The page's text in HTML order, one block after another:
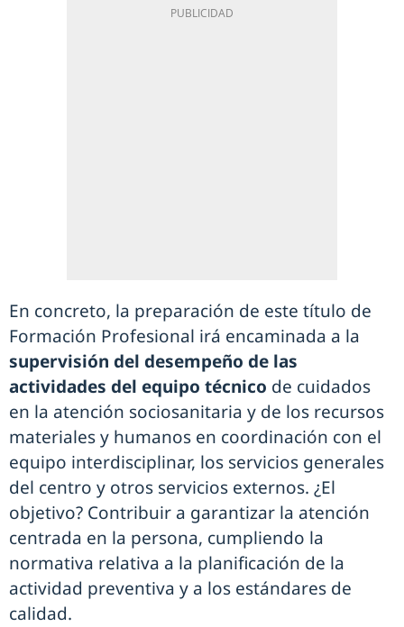
En concreto, la preparación de este título de
Formación Profesional irá encaminada a la
supervisión del desempeño de las
actividades del equipo técnico de cuidados
en la atención sociosanitaria y de los recursos
materiales y humanos en coordinación con el
equipo interdisciplinar, los servicios generales
del centro y otros servicios externos. ¿El
objetivo? Contribuir a garantizar la atención
centrada en la persona, cumpliendo la
normativa relativa a la planificación de la
actividad preventiva y a los estándares de
calidad.